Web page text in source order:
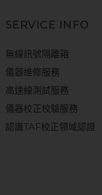
SERVICE INFO
無線訊號隔離箱
儀器維修服務
高速線測試服務
儀器校正校驗服務
認識TAF校正領域認證